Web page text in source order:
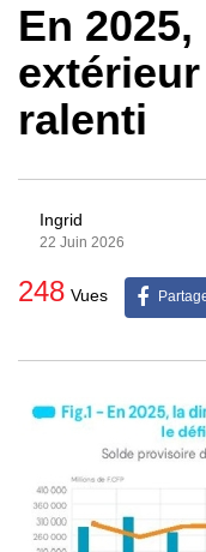
En
ralenti
Ingrid
22 Juin 2026
248 Vues